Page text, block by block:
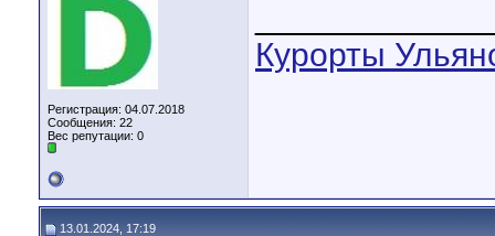
Регистрация: 04.07.2018
Сообщения: 22
Вес репутации: 0
Курорты
13.01.2024, 17:19